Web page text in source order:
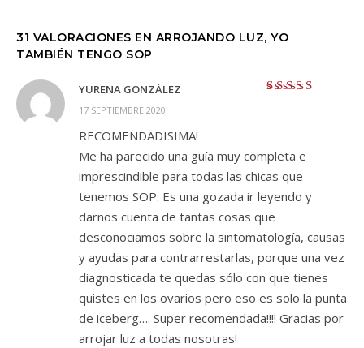
31 VALORACIONES EN ARROJANDO LUZ, YO
TAMBIÉN TENGO SOP
YURENA GONZÁLEZ
17 SEPTIEMBRE 2020
RECOMENDADISIMA!
Me ha parecido una guía muy completa e
imprescindible para todas las chicas que
tenemos SOP. Es una gozada ir leyendo y
darnos cuenta de tantas cosas que
desconociamos sobre la sintomatología, causas
y ayudas para contrarrestarlas, porque una vez
diagnosticada te quedas sólo con que tienes
quistes en los ovarios pero eso es solo la punta
de iceberg…. Super recomendada!!!! Gracias por
arrojar luz a todas nosotras!